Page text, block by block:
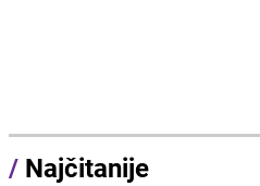
/ Najčitanije